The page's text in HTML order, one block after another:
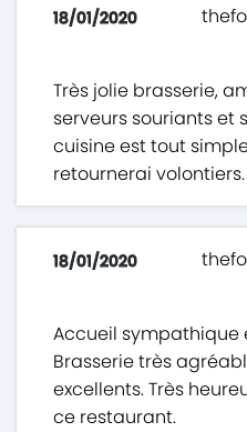
18/01/2020
Très jolie brasserie,
serveurs souriants et
cuisine est tout
retournerai volontiers.
18/01/2020
Accueil sympathique
Brasserie très
excellents. Très
ce restaurant.